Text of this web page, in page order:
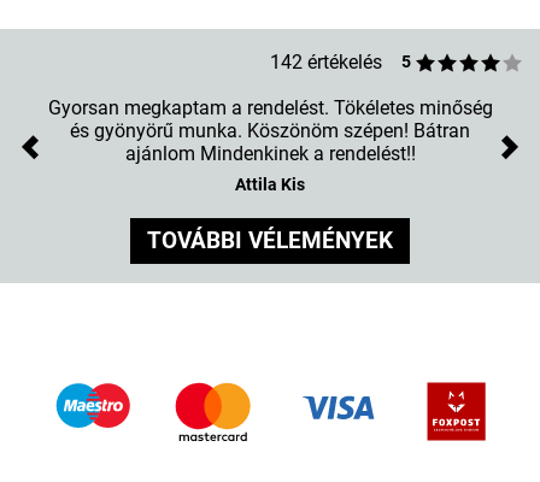
142 értékelés 5
Gyorsan megkaptam a rendelést. Tökéletes minőség
és gyönyörű munka. Köszönöm szépen! Bátran
ajánlom Mindenkinek a rendelést!!
Attila Kis
Previous
TOVÁBBI VÉLEMÉNYEK